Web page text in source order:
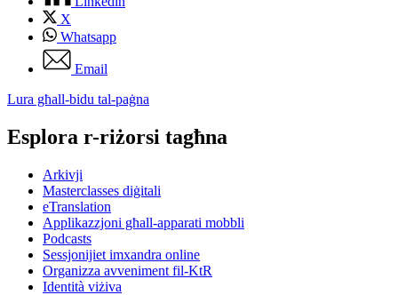
X
Whatsapp
Email
Lura għall-bidu tal-paġna
Esplora r-riżorsi tagħna
Arkivji
Masterclasses diġitali
eTranslation
Applikazzjoni għall-apparati mobbli
Podcasts
Sessjonijiet imxandra online
Organizza avveniment fil-KtR
Identità viżiva